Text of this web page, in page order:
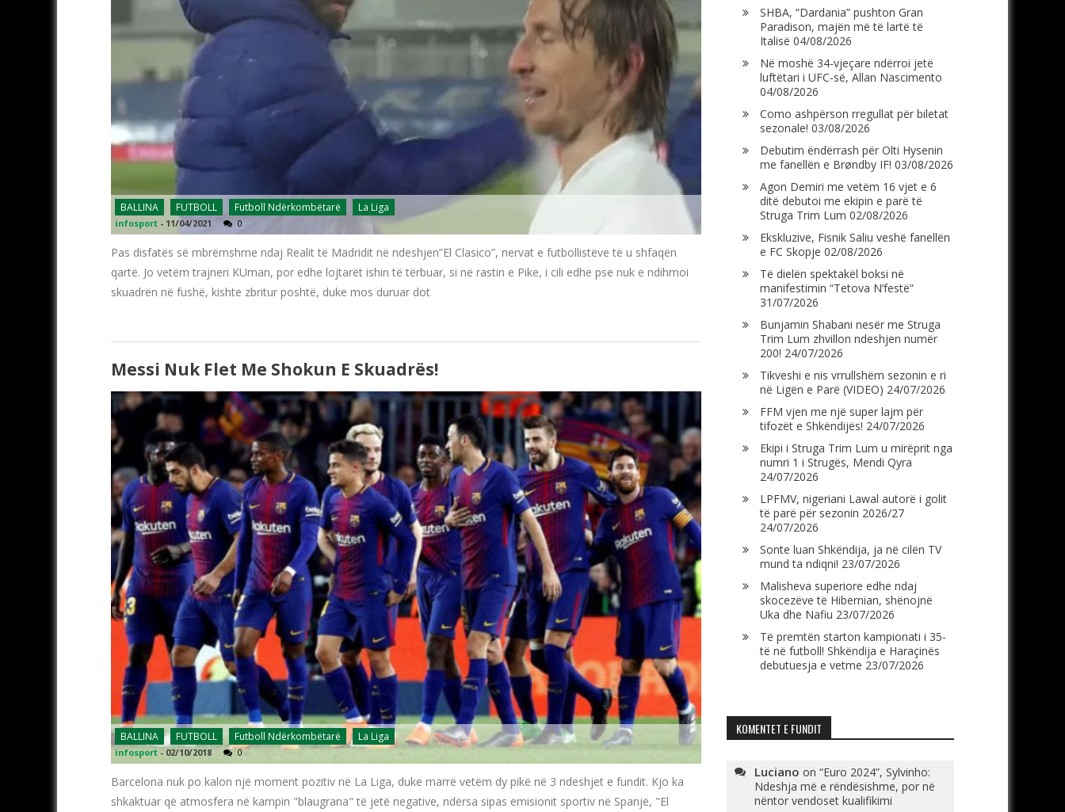
BALLINA FUTBOLL Futboll Ndërkombëtarë La Liga
infosport - 11/04/2021 0
Pas disfatës së mbrëmshme ndaj Realit të Madridit në ndeshjen”El Clasico”, nervat e futbollistëve të u shfaqën
qartë. Jo vetëm trajneri KUman, por edhe lojtarët ishin të tërbuar, si në rastin e Pike, i cili edhe pse nuk e ndihmoi
skuadrën në fushë, kishte zbritur poshtë, duke mos duruar dot
Messi Nuk Flet Me Shokun E Skuadrës!
BALLINA FUTBOLL Futboll Ndërkombëtarë La Liga
infosport - 02/10/2018 0
Barcelona nuk po kalon një moment pozitiv në La Liga, duke marrë vetëm dy pikë në 3 ndeshjet e fundit. Kjo ka
shkaktuar që atmosfera në kampin "blaugrana" të jetë negative, ndërsa sipas emisionit sportiv në Spanjë, "El
SHBA, “Dardania” pushton Gran
Paradison, majën më të lartë të
Italisë 04/08/2026
Në moshë 34-vjeçare ndërroi jetë
luftëtari i UFC-së, Allan Nascimento
04/08/2026
Como ashpërson rregullat për biletat
sezonale! 03/08/2026
Debutim ëndërrash për Olti Hysenin
me fanellën e Brøndby IF! 03/08/2026
Agon Demiri me vetëm 16 vjet e 6
ditë debutoi me ekipin e parë të
Struga Trim Lum 02/08/2026
Ekskluzive, Fisnik Saliu veshë fanellën
e FC Skopje 02/08/2026
Të dielën spektakël boksi në
manifestimin “Tetova N’festë”
31/07/2026
Bunjamin Shabani nesër me Struga
Trim Lum zhvillon ndeshjen numër
200! 24/07/2026
Tikveshi e nis vrrullshëm sezonin e ri
në Ligën e Parë (VIDEO) 24/07/2026
FFM vjen me një super lajm për
tifozët e Shkëndijës! 24/07/2026
Ekipi i Struga Trim Lum u mirëprit nga
numri 1 i Strugës, Mendi Qyra
24/07/2026
LPFMV, nigeriani Lawal autorë i golit
të parë për sezonin 2026/27
24/07/2026
Sonte luan Shkëndija, ja në cilën TV
mund ta ndiqni! 23/07/2026
Malisheva superiore edhe ndaj
skocezëve të Hibernian, shënojnë
Uka dhe Nafiu 23/07/2026
Të premtën starton kampionati i 35-
të në futboll! Shkëndija e Haraçinës
debutuesja e vetme 23/07/2026
KOMENTET E FUNDIT
Luciano on “Euro 2024”, Sylvinho:
Ndeshja më e rëndësishme, por në
nëntor vendoset kualifikimi